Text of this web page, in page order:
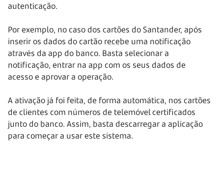
autenticação.
Por exemplo, no caso dos cartões do Santander, após
inserir os dados do cartão recebe uma notificação
através da app do banco. Basta selecionar a
notificação, entrar na app com os seus dados de
acesso e aprovar a operação.
A ativação já foi feita, de forma automática, nos cartões
de clientes com números de telemóvel certificados
junto do banco. Assim, basta descarregar a aplicação
para começar a usar este sistema.